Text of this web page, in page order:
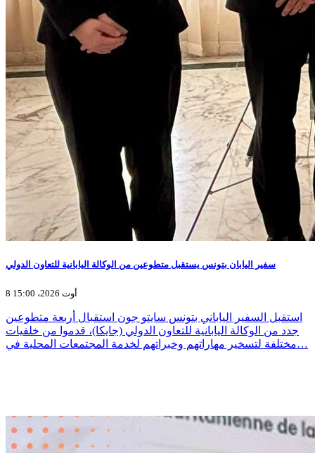
سفير اليابان بتونس يستقبل متطوعين من الوكالة اليابانية للتعاون الدولي
8 أوت 2026، 15:00
استقبل السفير الياباني بتونس سايتو جون استقبال أربعة متطوعين
جدد من الوكالة اليابانية للتعاون الدولي (جايكا)، قدموا من خلفيات
مختلفة لتسخير مهاراتهم وخبراتهم لخدمة المجتمعات المحلية في…